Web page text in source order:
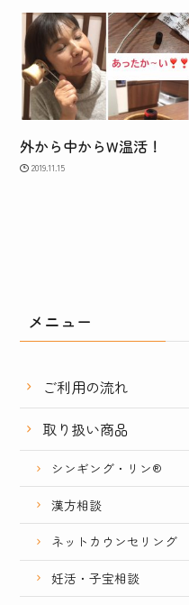
外から中からW温活！
2019.11.15
メニュー
ご利用の流れ
取り扱い商品
シンギング・リン®
漢方相談
ネットカウンセリング
妊活・子宝相談